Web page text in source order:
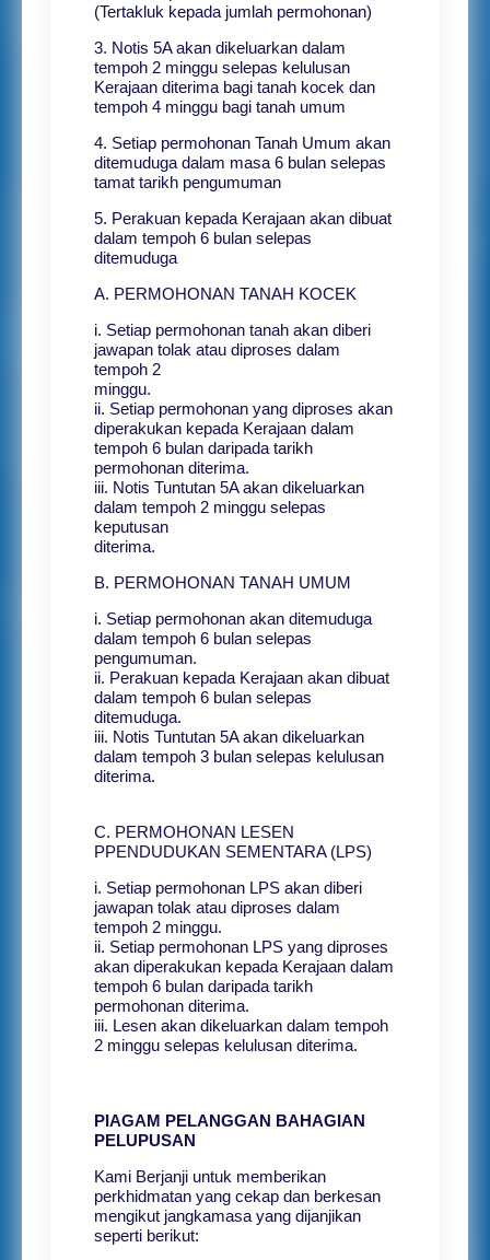
(Tertakluk kepada jumlah permohonan)
3. Notis 5A akan dikeluarkan dalam
tempoh 2 minggu selepas kelulusan
Kerajaan diterima bagi tanah kocek dan
tempoh 4 minggu bagi tanah umum
4. Setiap permohonan Tanah Umum akan
ditemuduga dalam masa 6 bulan selepas
tamat tarikh pengumuman
5. Perakuan kepada Kerajaan akan dibuat
dalam tempoh 6 bulan selepas
ditemuduga
A. PERMOHONAN TANAH KOCEK
i. Setiap permohonan tanah akan diberi
jawapan tolak atau diproses dalam
tempoh 2
minggu.
ii. Setiap permohonan yang diproses akan
diperakukan kepada Kerajaan dalam
tempoh 6 bulan daripada tarikh
permohonan diterima.
iii. Notis Tuntutan 5A akan dikeluarkan
dalam tempoh 2 minggu selepas
keputusan
diterima.
B. PERMOHONAN TANAH UMUM
i. Setiap permohonan akan ditemuduga
dalam tempoh 6 bulan selepas
pengumuman.
ii. Perakuan kepada Kerajaan akan dibuat
dalam tempoh 6 bulan selepas
ditemuduga.
iii. Notis Tuntutan 5A akan dikeluarkan
dalam tempoh 3 bulan selepas kelulusan
diterima.
C. PERMOHONAN LESEN
PPENDUDUKAN SEMENTARA (LPS)
i. Setiap permohonan LPS akan diberi
jawapan tolak atau diproses dalam
tempoh 2 minggu.
ii. Setiap permohonan LPS yang diproses
akan diperakukan kepada Kerajaan dalam
tempoh 6 bulan daripada tarikh
permohonan diterima.
iii. Lesen akan dikeluarkan dalam tempoh
2 minggu selepas kelulusan diterima.
PIAGAM PELANGGAN BAHAGIAN
PELUPUSAN
Kami Berjanji untuk memberikan
perkhidmatan yang cekap dan berkesan
mengikut jangkamasa yang dijanjikan
seperti berikut: